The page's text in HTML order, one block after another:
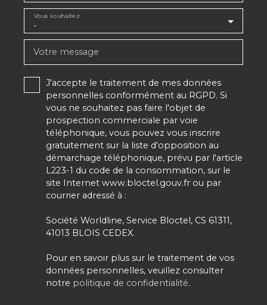
-
Vous souhaitez
Votre message
J'accepte le traitement de mes données
personnelles conformément au RGPD. Si
vous ne souhaitez pas faire l'objet de
prospection commerciale par voie
téléphonique, vous pouvez vous inscrire
gratuitement sur la liste d'opposition au
démarchage téléphonique, prévu par l'article
L223-1 du code de la consommation, sur le
site Internet www.bloctel.gouv.fr ou par
courrier adressé à :
Société Worldline, Service Bloctel, CS 61311,
41013 BLOIS CEDEX.
Pour en savoir plus sur le traitement de vos
données personnelles, veuillez consulter
notre politique de confidentialité.